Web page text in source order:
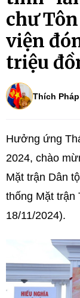
chư
viện
triệu
Thích
Hưởng ứng
2024, chào
Mặt trận Dân
thống Mặt trận
18/11/2024).